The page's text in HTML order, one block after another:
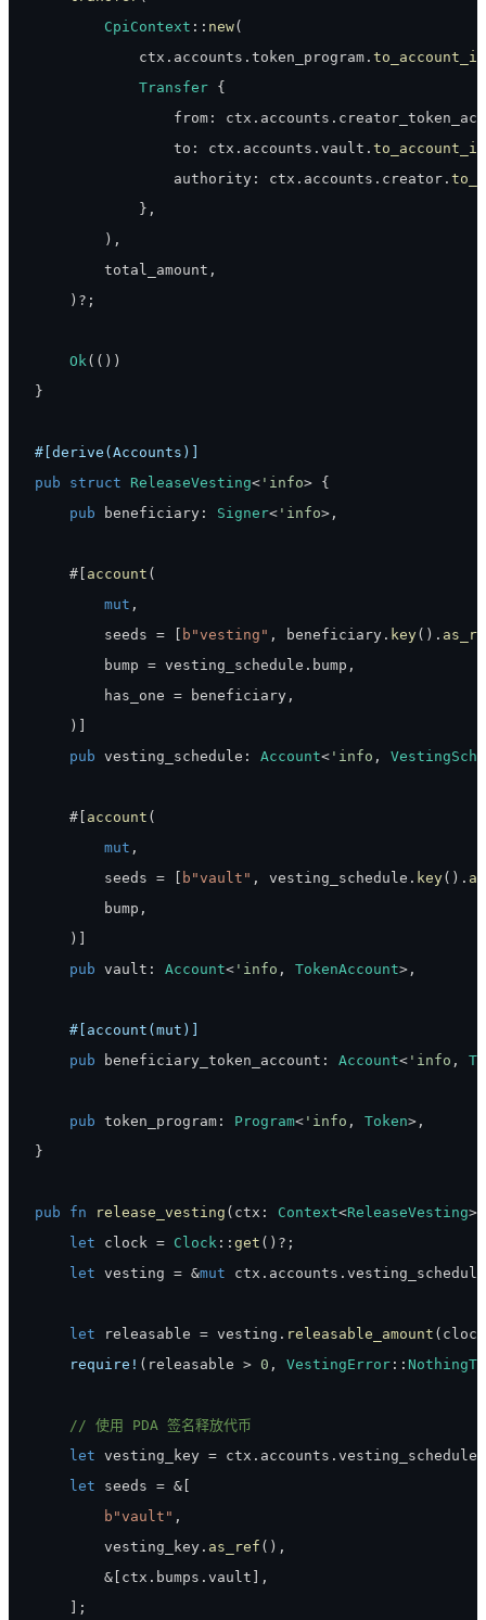
CpiContext :: new(
            ctx
. accounts . token_program .
Transfer {
                from
: ctx . accounts .
                to
: ctx . accounts . vault .
                authority
: ctx . accounts . creator .
} ,
) ,
        total_amount
,
) ? ;
Ok ( ( ) )
}
#[derive(Accounts)]
pub
struct ReleaseVesting< 'info> {
pub beneficiary : Signer< 'info> ,
    #
[ account (
mut ,
        seeds
= [ b"vesting" , beneficiary . key( ) .
        bump
= vesting_schedule . bump ,
        has_one
= beneficiary ,
) ]
pub vesting_schedule : Account< 'info ,
    #
[ account (
mut ,
        seeds
= [ b"vault" , vesting_schedule . key( ) .
        bump
,
) ]
pub vault : Account< 'info , TokenAccount> ,
#[account(mut)]
pub beneficiary_token_account : Account< 'info ,
pub token_program : Program< 'info , Token> ,
}
pub fn release_vesting ( ctx : Context<ReleaseVesting>
let clock = Clock :: get ( ) ? ;
let vesting = &mut ctx . accounts . vesting_schedule
let releasable = vesting . releasable_amount ( clock
require! ( releasable > 0 , VestingError ::
// 使用 PDA 签名释放代币
let vesting_key = ctx . accounts . vesting_schedule
let seeds = & [
b"vault" ,
        vesting_key
. as_ref ( ) ,
& [ ctx . bumps . vault ] ,
] ;